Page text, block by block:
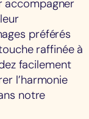
accompagner
préférés
raffinée à
facilement
l’harmonie
notre